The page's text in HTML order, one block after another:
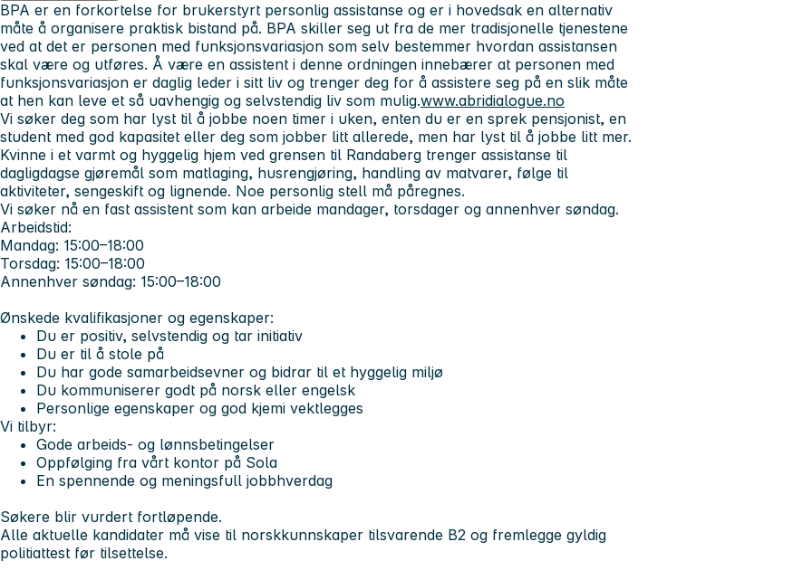
BPA er en forkortelse for brukerstyrt personlig assistanse og er i hovedsak en alternativ
måte å organisere praktisk bistand på. BPA skiller seg ut fra de mer tradisjonelle tjenestene
ved at det er personen med funksjonsvariasjon som selv bestemmer hvordan assistansen
skal være og utføres. Å være en assistent i denne ordningen innebærer at personen med
funksjonsvariasjon er daglig leder i sitt liv og trenger deg for å assistere seg på en slik måte
at hen kan leve et så uavhengig og selvstendig liv som mulig.www.abridialogue.no
Vi søker deg som har lyst til å jobbe noen timer i uken, enten du er en sprek pensjonist, en
student med god kapasitet eller deg som jobber litt allerede, men har lyst til å jobbe litt mer.
Kvinne i et varmt og hyggelig hjem ved grensen til Randaberg trenger assistanse til
dagligdagse gjøremål som matlaging, husrengjøring, handling av matvarer, følge til
aktiviteter, sengeskift og lignende. Noe personlig stell må påregnes.
Vi søker nå en fast assistent som kan arbeide mandager, torsdager og annenhver søndag.
Arbeidstid:
Mandag: 15:00–18:00
Torsdag: 15:00–18:00
Annenhver søndag: 15:00–18:00
Ønskede kvalifikasjoner og egenskaper:
Du er positiv, selvstendig og tar initiativ
Du er til å stole på
Du har gode samarbeidsevner og bidrar til et hyggelig miljø
Du kommuniserer godt på norsk eller engelsk
Personlige egenskaper og god kjemi vektlegges
Vi tilbyr:
Gode arbeids- og lønnsbetingelser
Oppfølging fra vårt kontor på Sola
En spennende og meningsfull jobbhverdag
Søkere blir vurdert fortløpende.
Alle aktuelle kandidater må vise til norskkunnskaper tilsvarende B2 og fremlegge gyldig
politiattest før tilsettelse.